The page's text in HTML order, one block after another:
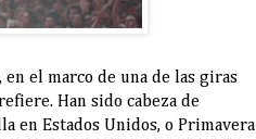
el marco de una de las giras
Han sido cabeza de
en Estados Unidos, o Primavera